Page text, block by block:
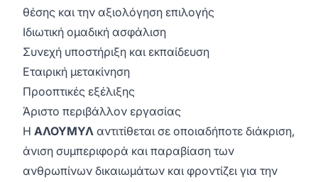
θέσης και την αξιολόγηση επιλογής
Ιδιωτική ομαδική ασφάλιση
Συνεχή υποστήριξη και εκπαίδευση
Εταιρική μετακίνηση
Προοπτικές εξέλιξης
Άριστο περιβάλλον εργασίας
Η ΑΛΟΥΜΥΛ αντιτίθεται σε οποιαδήποτε διάκριση,
άνιση συμπεριφορά και παραβίαση των
ανθρωπίνων δικαιωμάτων και φροντίζει για την